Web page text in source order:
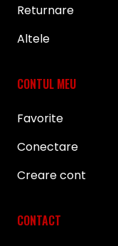
Returnare
Altele
CONTUL MEU
Favorite
Conectare
Creare cont
CONTACT